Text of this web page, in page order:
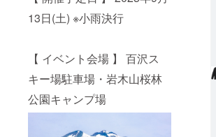
13日(土) ※小雨決行
【 イベント会場 】 百沢ス
キー場駐車場・岩木山桜林
公園キャンプ場